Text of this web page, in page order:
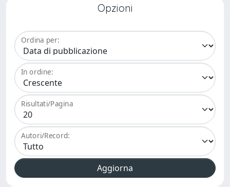
Opzioni
Ordina per:
In ordine:
Risultati/Pagina
Autori/Record: